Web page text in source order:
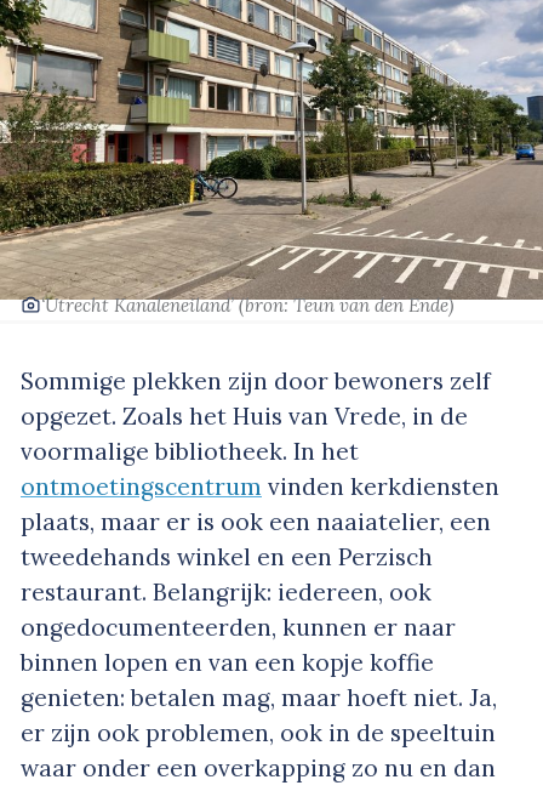
‘Utrecht Kanaleneiland’(bron: Teun van den Ende)
Sommige plekken zijn door bewoners zelf
opgezet. Zoals het Huis van Vrede, in de
voormalige bibliotheek. In het
ontmoetingscentrum vinden kerkdiensten
plaats, maar er is ook een naaiatelier, een
tweedehands winkel en een Perzisch
restaurant. Belangrijk: iedereen, ook
ongedocumenteerden, kunnen er naar
binnen lopen en van een kopje koffie
genieten: betalen mag, maar hoeft niet. Ja,
er zijn ook problemen, ook in de speeltuin
waar onder een overkapping zo nu en dan